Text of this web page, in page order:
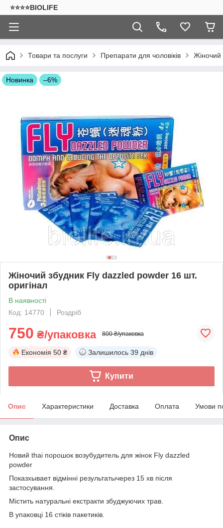
⭐⭐⭐⭐BIOLIFE
Товари та послуги Препарати для чоловіків Жіночий
Новинка –6%
Жіночий збудник Fly dazzled powder 16 шт.
оригінал
В наявності
Код: 14770
Роздріб
750 ₴/упаковка 800 ₴/упаковка
Економія 50 ₴ Залишилось 39 днів
Купити
Опис Характеристики Доставка Оплата Умови
Опис
Новий thai порошок возубудитель для жінок Fly dazzled
powder
Показхывает відмінні результатычерез 15 хв після
застосування.
Містить натуральні екстракти збуджуючих трав.
В упаковці 16 стіків пакетиків.